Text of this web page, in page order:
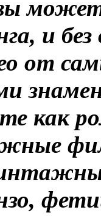
и
от
как